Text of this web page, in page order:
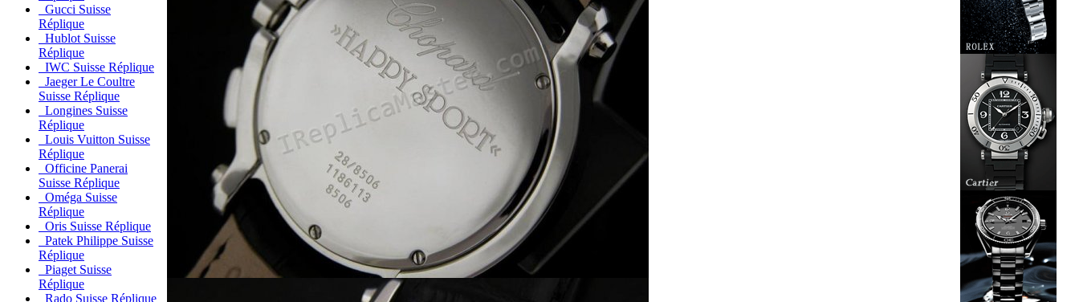
Gucci Suisse
Réplique
Hublot Suisse
Réplique
IWC Suisse Réplique
Jaeger Le Coultre
Suisse Réplique
Longines Suisse
Réplique
Louis Vuitton Suisse
Réplique
Officine Panerai
Suisse Réplique
Oméga Suisse
Réplique
Oris Suisse Réplique
Patek Philippe Suisse
Réplique
Piaget Suisse
Réplique
Rado Suisse Réplique